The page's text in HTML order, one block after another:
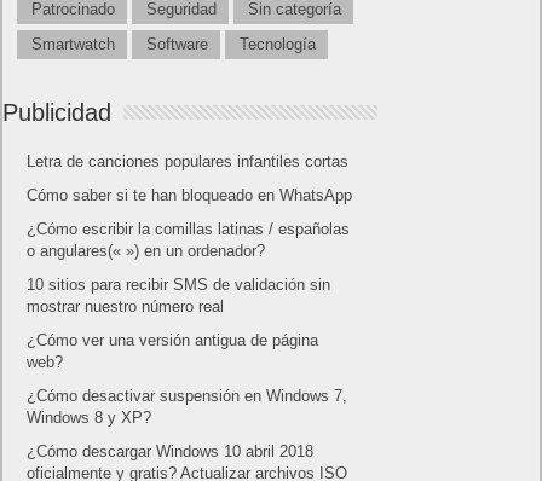
Patrocinado
Seguridad
Sin categoría
Smartwatch
Software Tecnología
Publicidad
Letra de canciones populares infantiles cortas
Cómo saber si te han bloqueado en WhatsApp
¿Cómo escribir la comillas latinas / españolas
o angulares(« ») en un ordenador?
10 sitios para recibir SMS de validación sin
mostrar nuestro número real
¿Cómo ver una versión antigua de página
web?
¿Cómo desactivar suspensión en Windows 7,
Windows 8 y XP?
¿Cómo descargar Windows 10 abril 2018
oficialmente y gratis? Actualizar archivos ISO